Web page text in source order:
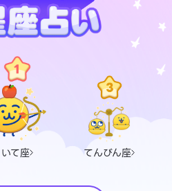
いて座 てんびん座